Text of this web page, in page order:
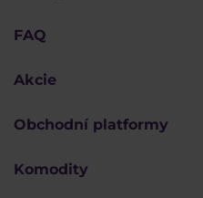
FAQ
Akcie
Obchodní platformy
Komodity